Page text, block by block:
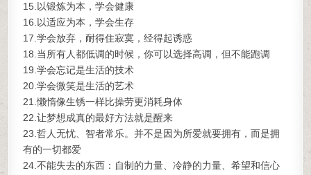
15.以锻炼为本，学会健康
16.以适应为本，学会生存
17.学会放弃，耐得住寂寞，经得起诱惑
18.当所有人都低调的时候，你可以选择高调，但不能跑调
19.学会忘记是生活的技术
20.学会微笑是生活的艺术
21.懒惰像生锈一样比操劳更消耗身体
22.让梦想成真的最好方法就是醒来
23.哲人无忧、智者常乐。并不是因为所爱就要拥有，而是拥
有的一切都爱
24.不能失去的东西：自制的力量、冷静的力量、希望和信心